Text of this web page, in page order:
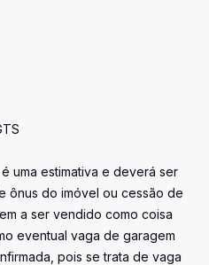
uma estimativa e deverá ser
ônus do imóvel ou cessão de
a ser vendido como coisa
eventual vaga de garagem
pois se trata de vaga